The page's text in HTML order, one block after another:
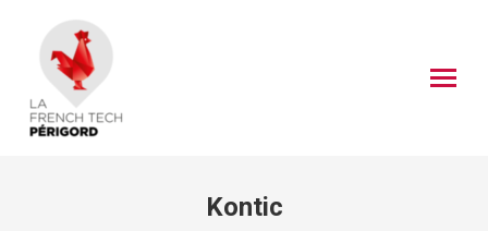
Kontic